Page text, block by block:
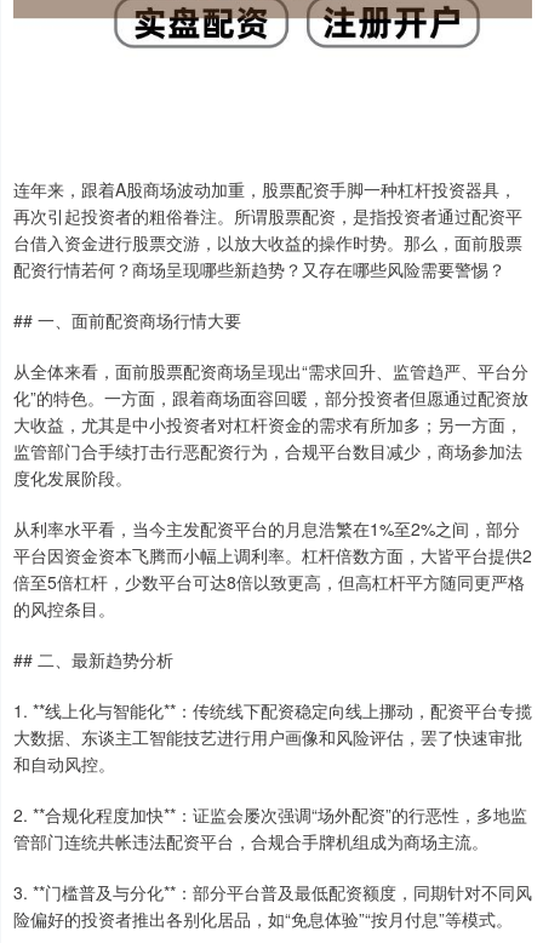
连年来，跟着A股商场波动加重，股票配资手脚一种杠杆投资器具，
再次引起投资者的粗俗眷注。所谓股票配资，是指投资者通过配资平
台借入资金进行股票交游，以放大收益的操作时势。那么，面前股票
配资行情若何？商场呈现哪些新趋势？又存在哪些风险需要警惕？
## 一、面前配资商场行情大要
从全体来看，面前股票配资商场呈现出“需求回升、监管趋严、平台分
化”的特色。一方面，跟着商场面容回暖，部分投资者但愿通过配资放
大收益，尤其是中小投资者对杠杆资金的需求有所加多；另一方面，
监管部门合手续打击行恶配资行为，合规平台数目减少，商场参加法
度化发展阶段。
从利率水平看，当今主发配资平台的月息浩繁在1%至2%之间，部分
平台因资金资本飞腾而小幅上调利率。杠杆倍数方面，大皆平台提供2
倍至5倍杠杆，少数平台可达8倍以致更高，但高杠杆平方随同更严格
的风控条目。
## 二、最新趋势分析
1. **线上化与智能化**：传统线下配资稳定向线上挪动，配资平台专揽
大数据、东谈主工智能技艺进行用户画像和风险评估，罢了快速审批
和自动风控。
2. **合规化程度加快**：证监会屡次强调“场外配资”的行恶性，多地监
管部门连统共帐违法配资平台，合规合手牌机组成为商场主流。
3. **门槛普及与分化**：部分平台普及最低配资额度，同期针对不同风
险偏好的投资者推出各别化居品，如“免息体验”“按月付息”等模式。